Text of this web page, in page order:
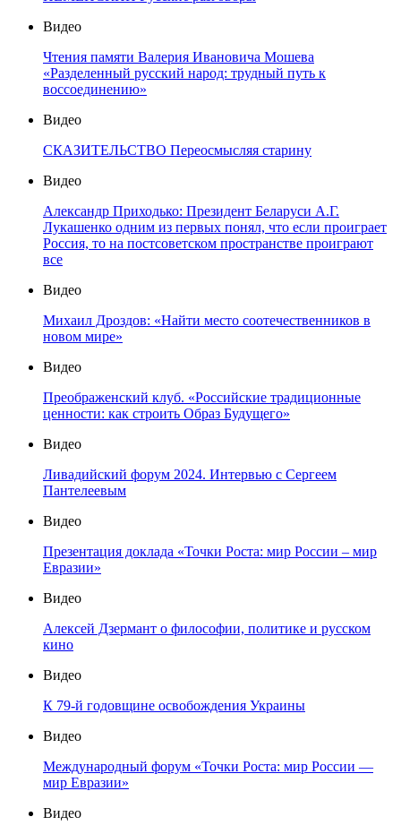
Видео
Чтения памяти Валерия Ивановича Мошева
«Разделенный русский народ: трудный путь к
воссоединению»
Видео
СКАЗИТЕЛЬСТВО Переосмысляя старину
Видео
Александр Приходько: Президент Беларуси А.Г.
Лукашенко одним из первых понял, что если проиграет
Россия, то на постсоветском пространстве проиграют
все
Видео
Михаил Дроздов: «Найти место соотечественников в
новом мире»
Видео
Преображенский клуб. «Российские традиционные
ценности: как строить Образ Будущего»
Видео
Ливадийский форум 2024. Интервью с Сергеем
Пантелеевым
Видео
Презентация доклада «Точки Роста: мир России – мир
Евразии»
Видео
Алексей Дзермант о философии, политике и русском
кино
Видео
К 79-й годовщине освобождения Украины
Видео
Международный форум «Точки Роста: мир России —
мир Евразии»
Видео